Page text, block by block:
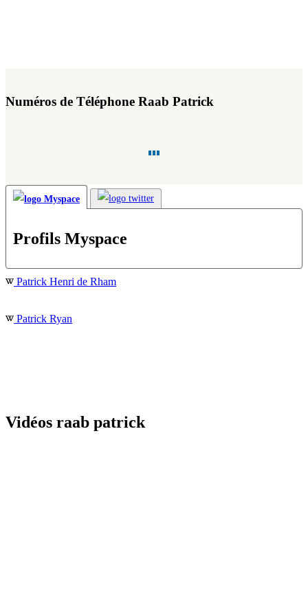
Numéros de Téléphone Raab Patrick
Profils Myspace
Patrick Henri de Rham
Patrick Ryan
Vidéos raab patrick